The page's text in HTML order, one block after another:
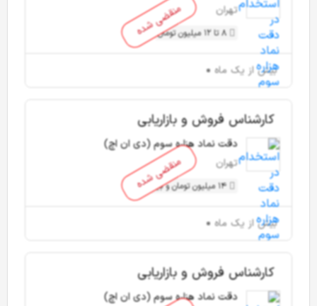
منقضی شده
تهران
8 تا 12 میلیون تومان
بیش از یک ماه
منقضی شده
کارشناس فروش و بازاریابی
دقت نماد هزاره سوم (دی ان اچ)
تهران
14 میلیون تومان و بیشتر
بیش از یک ماه
کارشناس فروش و بازاریابی
دقت نماد هزاره سوم (دی ان اچ)